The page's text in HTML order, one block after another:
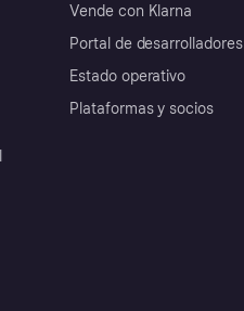
Vende con Klarna
Portal de desarrolladores
Estado operativo
Plataformas y socios